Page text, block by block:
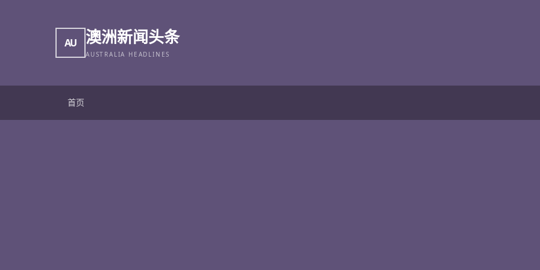
AU 澳洲新闻头条
AUSTRALIA HEADLINES
首页